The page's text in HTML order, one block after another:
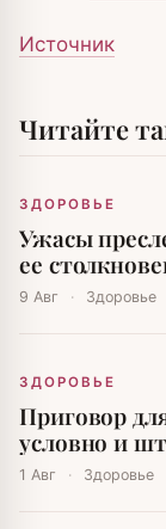
Источник
Читайте
ЗДОРОВЬЕ
Ужасы
ее
9 Авг · Здоровье
ЗДОРОВЬЕ
Приговор
условно и
1 Авг · Здоровье